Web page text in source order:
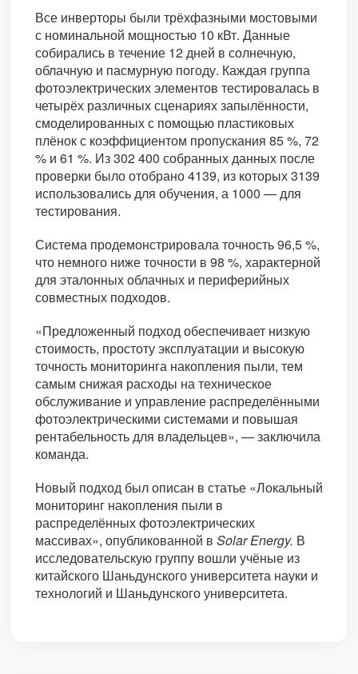
Все инверторы были трёхфазными мостовыми
с номинальной мощностью 10 кВт. Данные
собирались в течение 12 дней в солнечную,
облачную и пасмурную погоду. Каждая группа
фотоэлектрических элементов тестировалась в
четырёх различных сценариях запылённости,
смоделированных с помощью пластиковых
плёнок с коэффициентом пропускания 85 %, 72
% и 61 %. Из 302 400 собранных данных после
проверки было отобрано 4139, из которых 3139
использовались для обучения, а 1000 — для
тестирования.
Система продемонстрировала точность 96,5 %,
что немного ниже точности в 98 %, характерной
для эталонных облачных и периферийных
совместных подходов.
«Предложенный подход обеспечивает низкую
стоимость, простоту эксплуатации и высокую
точность мониторинга накопления пыли, тем
самым снижая расходы на техническое
обслуживание и управление распределёнными
фотоэлектрическими системами и повышая
рентабельность для владельцев», — заключила
команда.
Новый подход был описан в статье «Локальный
мониторинг накопления пыли в
распределённых фотоэлектрических
массивах», опубликованной в Solar Energy. В
исследовательскую группу вошли учёные из
китайского Шаньдунского университета науки и
технологий и Шаньдунского университета.